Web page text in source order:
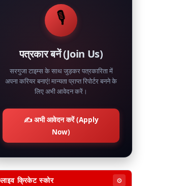
🎙️
पत्रकार बनें (Join Us)
सरगुजा टाइम्स के साथ जुड़कर पत्रकारिता में
अपना करियर बनाएं! मान्यता प्राप्त रिपोर्टर बनने के
लिए अभी आवेदन करें।
✍️ अभी आवेदन करें (Apply
Now)
लाइव क्रिकेट स्कोर ⚙️